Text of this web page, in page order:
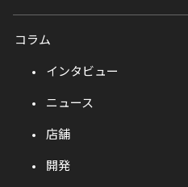
コラム
インタビュー
ニュース
店舗
開発